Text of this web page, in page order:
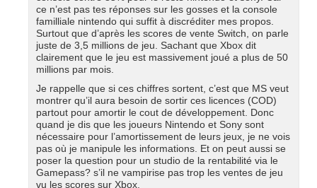
ce n’est pas tes réponses sur les gosses et la console
familliale nintendo qui suffit à discréditer mes propos.
Surtout que d’après les scores de vente Switch, on parle
juste de 3,5 millions de jeu. Sachant que Xbox dit
clairement que le jeu est massivement joué a plus de 50
millions par mois.
Je rappelle que si ces chiffres sortent, c’est que MS veut
montrer qu’il aura besoin de sortir ces licences (COD)
partout pour amortir le cout de développement. Donc
quand je dis que les joueurs Nintendo et Sony sont
nécessaire pour l’amortissement de leurs jeux, je ne vois
pas où je manipule les informations. Et on peut aussi se
poser la question pour un studio de la rentabilité via le
Gamepass? s’il ne vampirise pas trop les ventes de jeu
vu les scores sur Xbox.